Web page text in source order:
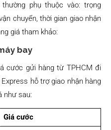
phụ thuộc vào: trọng
chuyển, thời gian giao nhận
giá tham khảo:
bay
cước gửi hàng từ TPHCM đi
hỗ trợ giao nhận hàng
như sau:
Giá cước